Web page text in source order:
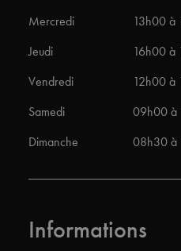
Mercredi
Jeudi
Vendredi
Samedi
Dimanche
13h00 à
16h00 à
12h00 à
09h00 à
08h30 à
Informations